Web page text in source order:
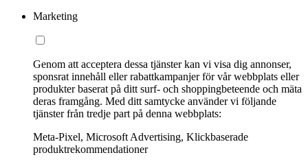
Marketing
Genom att acceptera dessa tjänster kan vi visa dig annonser,
sponsrat innehåll eller rabattkampanjer för vår webbplats eller
produkter baserat på ditt surf- och shoppingbeteende och mäta
deras framgång. Med ditt samtycke använder vi följande
tjänster från tredje part på denna webbplats:
Meta-Pixel, Microsoft Advertising, Klickbaserade
produktrekommendationer